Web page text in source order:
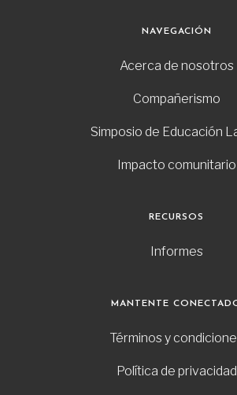
NAVEGACIÓN
Acerca de nosotros
Compañerismo
Simposio de Educación
Impacto comunitario
RECURSOS
Informes
MANTENTE
Términos y
Política de privacidad